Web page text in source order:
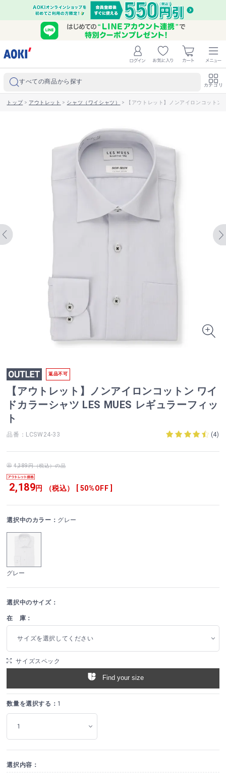
すべての商品から探す カテゴリ
トップ> アウトレット > シャツ（ワイシャツ） > 【アウトレット】ノンアイロンコット
返品不可
【アウトレット】ノンアイロンコットン ワイ
ドカラーシャツ LES MUES レギュラーフィッ
ト
品番：LCSW24-33 (4)
4,389円（税込）の品
2,189円 （税込） [ 50%OFF ]
選択中のカラー： グレー
グレー
選択中のサイズ：
在 庫：
サイズを選択してください
サイズスペック
Find your size
数量を選択する： 1
選択内容：